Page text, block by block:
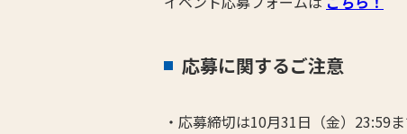
応募に関するご注意
・応募締切は10月31日（金）23:59ま